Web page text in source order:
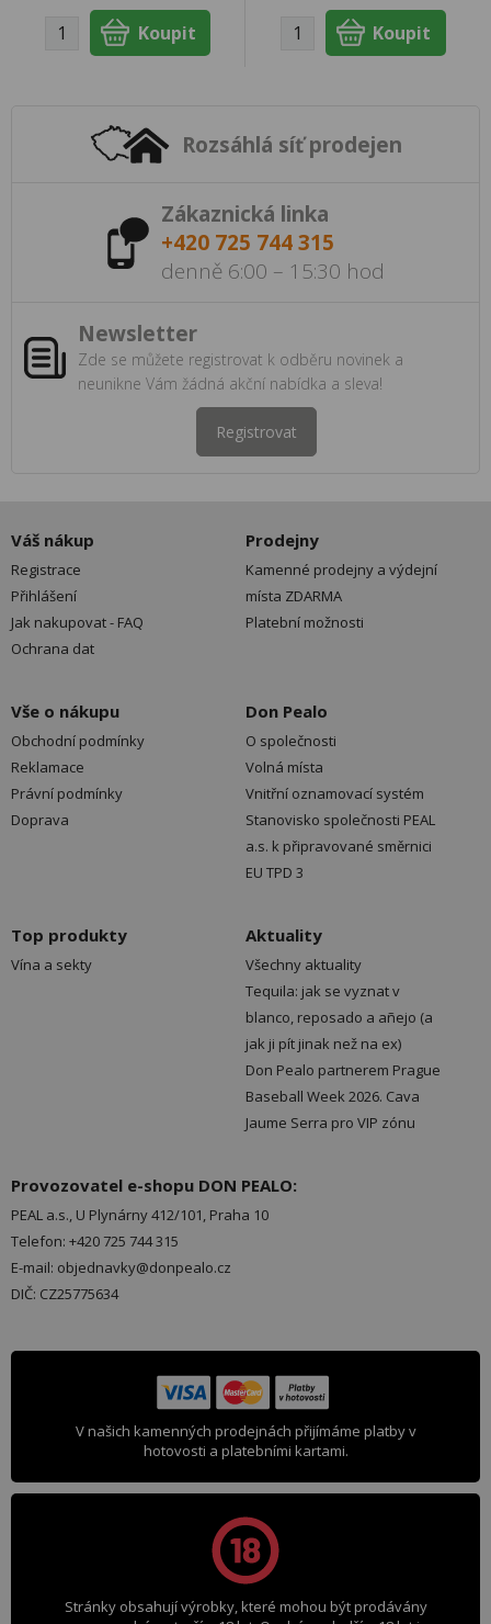
Rozsáhlá síť prodejen
Zákaznická linka
+420 725 744 315
denně 6:00 – 15:30 hod
Newsletter
Zde se můžete registrovat k odběru novinek a
neunikne Vám žádná akční nabídka a sleva!
Registrovat
Váš nákup
Registrace
Přihlášení
Jak nakupovat - FAQ
Ochrana dat
Prodejny
Kamenné prodejny a výdejní
místa ZDARMA
Platební možnosti
Vše o nákupu
Obchodní podmínky
Reklamace
Právní podmínky
Doprava
Don Pealo
O společnosti
Volná místa
Vnitřní oznamovací systém
Stanovisko společnosti PEAL
a.s. k připravované směrnici
EU TPD 3
Top produkty
Vína a sekty
Aktuality
Všechny aktuality
Tequila: jak se vyznat v
blanco, reposado a añejo (a
jak ji pít jinak než na ex)
Don Pealo partnerem Prague
Baseball Week 2026. Cava
Jaume Serra pro VIP zónu
Provozovatel e-shopu DON PEALO:
PEAL a.s., U Plynárny 412/101, Praha 10
Telefon: +420 725 744 315
E-mail: objednavky@donpealo.cz
DIČ: CZ25775634
V našich kamenných prodejnách přijímáme platby v
hotovosti a platebními kartami.
Stránky obsahují výrobky, které mohou být prodávány